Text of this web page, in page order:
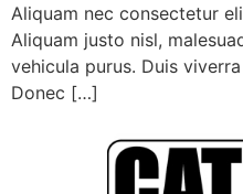
Aliquam nec consectetur
Aliquam justo nisl,
vehicula purus. Duis
Donec […]